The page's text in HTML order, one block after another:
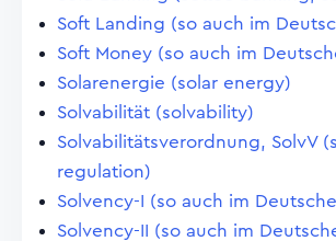
Soft Landing (so auch im
Soft Money (so auch im
Solarenergie (solar energy)
Solvabilität (solvability)
Solvabilitätsverordnung, SolvV
regulation)
Solvency-I (so auch im
Solvency-II (so auch im